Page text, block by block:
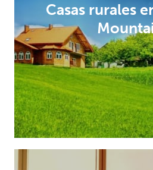
Casas rurales